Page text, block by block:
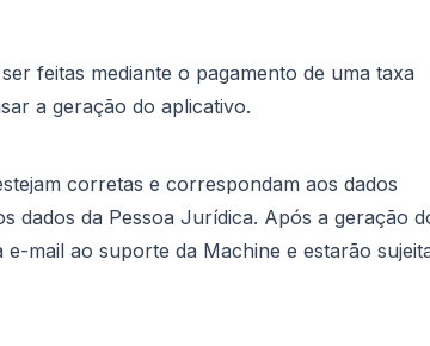
feitas mediante o pagamento de uma taxa
a geração do aplicativo.
corretas e correspondam aos dados
dados da Pessoa Jurídica. Após a geração
mail ao suporte da Machine e estarão